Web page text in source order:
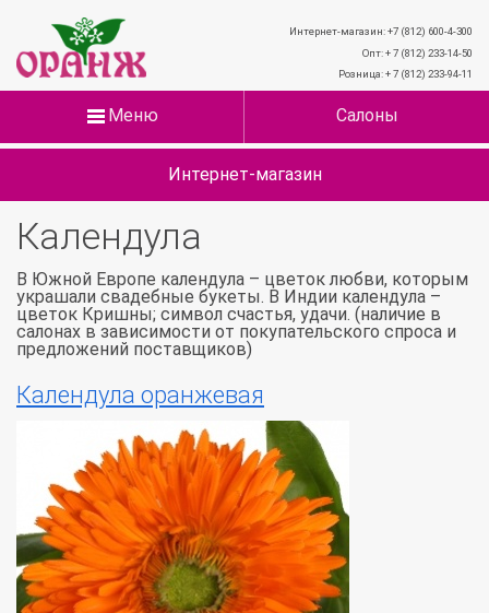
Интернет-магазин: +7 (812) 600-4-300
Опт: + 7 (812) 233-14-50
Розница: + 7 (812) 233-94-11
Меню Салоны
Интернет-магазин
Календула
В Южной Европе календула – цветок любви, которым
украшали свадебные букеты. В Индии календула –
цветок Кришны; символ счастья, удачи. (наличие в
салонах в зависимости от покупательского спроса и
предложений поставщиков)
Календула оранжевая